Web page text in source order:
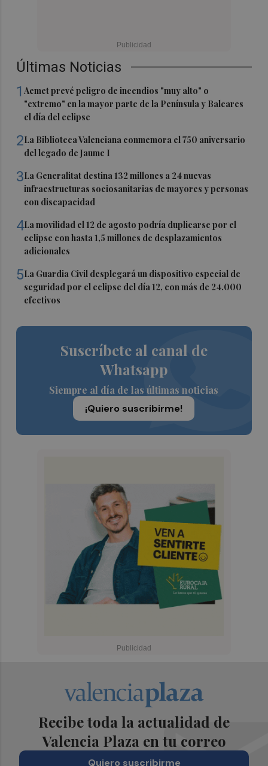
Últimas Noticias
1Aemet prevé peligro de incendios "muy alto" o
"extremo" en la mayor parte de la Península y Baleares
el día del eclipse
2La Biblioteca Valenciana conmemora el 750 aniversario
del legado de Jaume I
3La Generalitat destina 132 millones a 24 nuevas
infraestructuras sociosanitarias de mayores y personas
con discapacidad
4La movilidad el 12 de agosto podría duplicarse por el
eclipse con hasta 1,5 millones de desplazamientos
adicionales
5La Guardia Civil desplegará un dispositivo especial de
seguridad por el eclipse del día 12, con más de 24.000
efectivos
Suscríbete al canal de
Whatsapp
Siempre al día de las últimas noticias
¡Quiero suscribirme!
Recibe toda la actualidad de
Valencia Plaza en tu correo
Quiero suscribirme